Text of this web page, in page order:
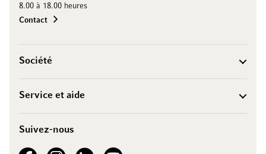
8.00 à 18.00 heures
Contact
Société
Service et aide
Suivez-nous
See our FacebookSee our Instagram account
See our LinkedInSee our YouTube channel